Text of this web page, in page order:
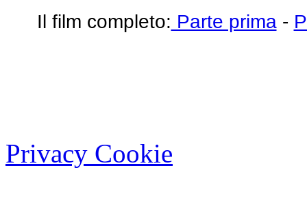
Il film completo: Parte prima-
Privacy Cookie